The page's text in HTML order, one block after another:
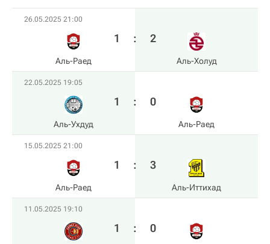
26.05.2025 21:00
Аль-Раед
1 : 2
Аль-Холуд
22.05.2025 19:05
Аль-Ухдуд
1 : 0
Аль-Раед
15.05.2025 21:00
Аль-Раед
1 : 3
Аль-Иттихад
11.05.2025 19:10
1 : 0